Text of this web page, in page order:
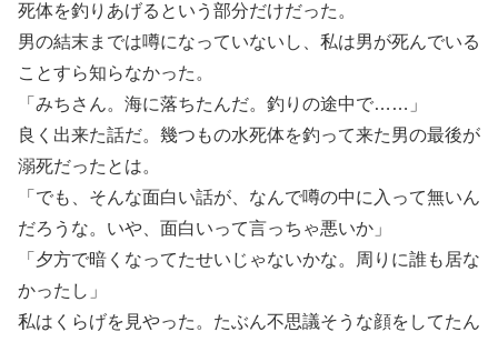
死体を釣りあげるという部分だけだった。
男の結末までは噂になっていないし、私は男が死んでいる
ことすら知らなかった。
「みちさん。海に落ちたんだ。釣りの途中で……」
良く出来た話だ。幾つもの水死体を釣って来た男の最後が
溺死だったとは。
「でも、そんな面白い話が、なんで噂の中に入って無いん
だろうな。いや、面白いって言っちゃ悪いか」
「夕方で暗くなってたせいじゃないかな。周りに誰も居な
かったし」
私はくらげを見やった。たぶん不思議そうな顔をしてたん